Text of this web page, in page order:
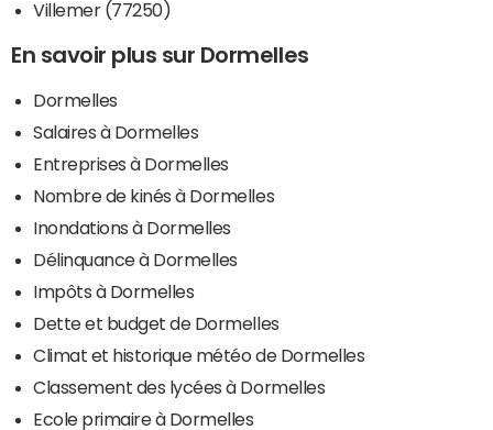
Villemer (77250)
En savoir plus sur Dormelles
Dormelles
Salaires à Dormelles
Entreprises à Dormelles
Nombre de kinés à Dormelles
Inondations à Dormelles
Délinquance à Dormelles
Impôts à Dormelles
Dette et budget de Dormelles
Climat et historique météo de Dormelles
Classement des lycées à Dormelles
Ecole primaire à Dormelles